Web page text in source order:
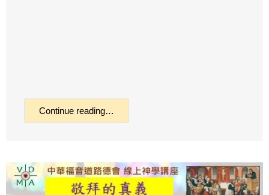
Continue reading…